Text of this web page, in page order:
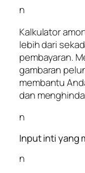
n
Kalkulator
lebih dari
pembayaran.
gambaran
membantu
dan
n
Input inti yang
n